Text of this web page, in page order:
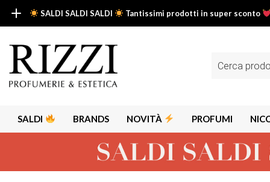
SALDI SALDI SALDI Tantissimi prodotti in super sconto
SALDI SALDI SALDI
Fino al -50% su tantissimi prodotti beauty nella sezione saldi: il tuo
Scopri tutti i prodotti in super saldo!
prodotti
SALDI BRANDS NOVITÀ PROFUMI